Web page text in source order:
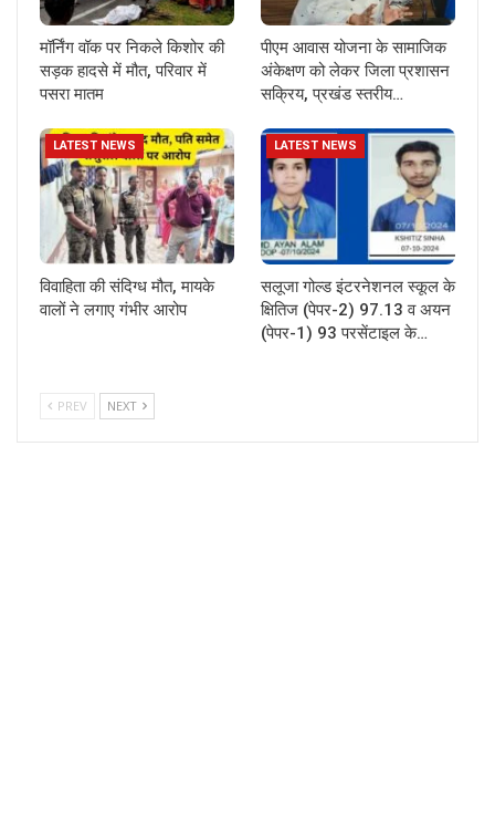
मॉर्निंग वॉक पर निकले किशोर की
सड़क हादसे में मौत, परिवार में
पसरा मातम
पीएम आवास योजना के सामाजिक
अंकेक्षण को लेकर जिला प्रशासन
सक्रिय, प्रखंड स्तरीय…
LATEST NEWS
विवाहिता की संदिग्ध मौत, मायके
वालों ने लगाए गंभीर आरोप
LATEST NEWS
सलूजा गोल्ड इंटरनेशनल स्कूल के
क्षितिज (पेपर-2) 97.13 व अयन
(पेपर-1) 93 परसेंटाइल के…
PREV NEXT